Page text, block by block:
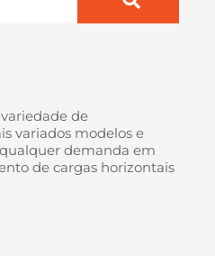
de
variados modelos e
demanda em
de cargas horizontais